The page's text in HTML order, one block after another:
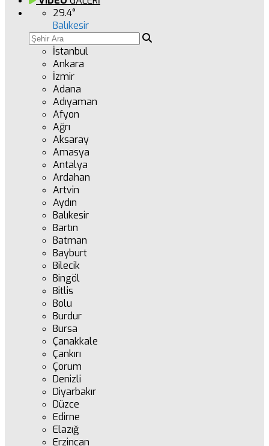
29.4°
Balıkesir
İstanbul
Ankara
İzmir
Adana
Adıyaman
Afyon
Ağrı
Aksaray
Amasya
Antalya
Ardahan
Artvin
Aydın
Balıkesir
Bartın
Batman
Bayburt
Bilecik
Bingöl
Bitlis
Bolu
Burdur
Bursa
Çanakkale
Çankırı
Çorum
Denizli
Diyarbakır
Düzce
Edirne
Elazığ
Erzincan